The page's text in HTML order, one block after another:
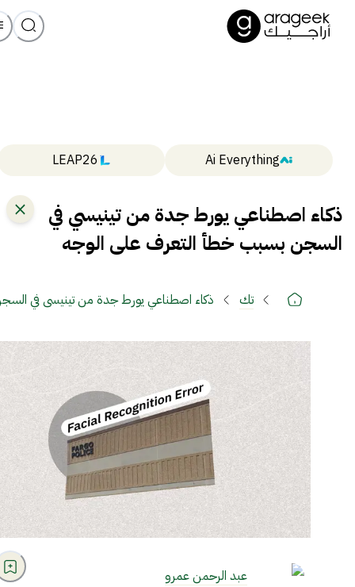
Ai Everything
LEAP26
ذكاء اصطناعي يورط جدة من تينيسي في
السجن بسبب خطأ التعرف على الوجه
تك ذكاء اصطناعي يورط جدة من تينيسي في
عبد الرحمن عمرو